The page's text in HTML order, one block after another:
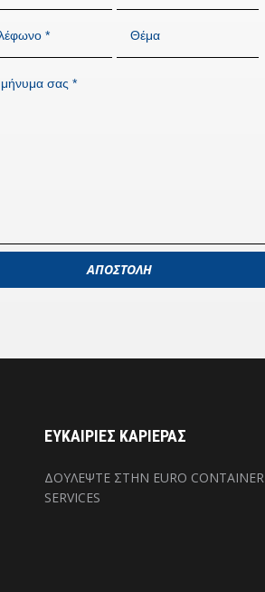
ΕΥΚΑΙΡΙΕΣ ΚΑΡΙΕΡΑΣ
ΔΟΥΛΕΨΤΕ ΣΤΗΝ EURO CONTAINER
SERVICES